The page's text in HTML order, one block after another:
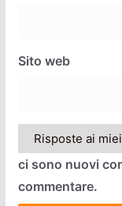
Sito web
ci sono nuovi
commentare.